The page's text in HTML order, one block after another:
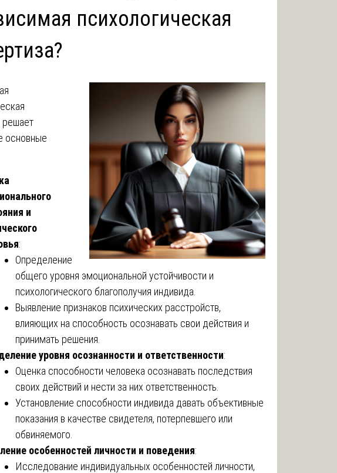
психологическая
решает
основные
и
:
Определение
общего уровня эмоциональной устойчивости и
психологического благополучия индивида.
Выявление признаков психических расстройств,
влияющих на способность осознавать свои действия и
принимать решения.
уровня осознанности и ответственности:
Оценка способности человека осознавать последствия
своих действий и нести за них ответственность.
Установление способности индивида давать объективные
показания в качестве свидетеля, потерпевшего или
обвиняемого.
особенностей личности и поведения:
Исследование индивидуальных особенностей личности,